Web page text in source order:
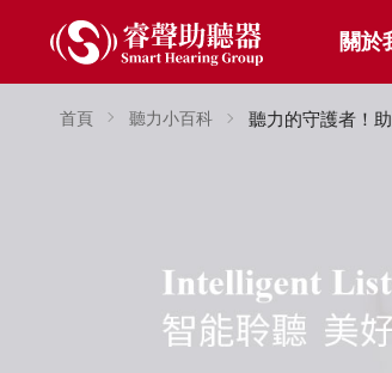
關於
首頁 聽力小百科 聽力的守護者！